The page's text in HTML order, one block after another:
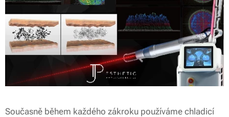
individuálně – a každé tělo pracuje jiným
tempem.
Shrnutí
Odstranění není okamžité – probíhá
postupně
odvést
Současně během každého zákroku používáme chladicí